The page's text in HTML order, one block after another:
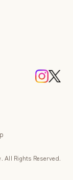
AII Rights Reserved.